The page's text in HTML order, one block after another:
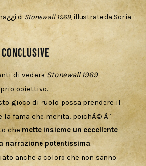
diStonewall 1969, illustrate da Sonia
di vedere Stonewall 1969
obiettivo.
gioco di ruolo possa prendere il
la fama che merita, poichÃ© Ã¨
che mette insieme un eccellente
narrazione potentissima.
anche a coloro che non sanno